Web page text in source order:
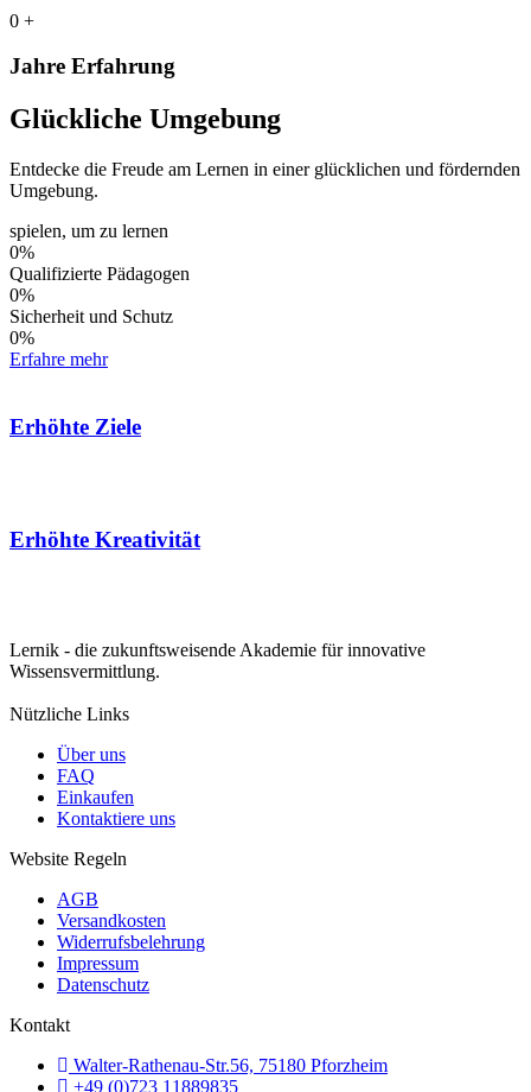
0 +
Jahre Erfahrung
Glückliche Umgebung
Entdecke die Freude am Lernen in einer glücklichen und fördernden
Umgebung.
spielen, um zu lernen
0%
Qualifizierte Pädagogen
0%
Sicherheit und Schutz
0%
Erfahre mehr
Erhöhte Ziele
Erhöhte Kreativität
Lernik - die zukunftsweisende Akademie für innovative
Wissensvermittlung.
Nützliche Links
Über uns
FAQ
Einkaufen
Kontaktiere uns
Website Regeln
AGB
Versandkosten
Widerrufsbelehrung
Impressum
Datenschutz
Kontakt
Walter-Rathenau-Str.56, 75180 Pforzheim
+49 (0)723 11889835